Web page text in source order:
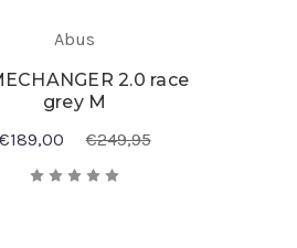
Abus
2.0 race
grey M
€249,95